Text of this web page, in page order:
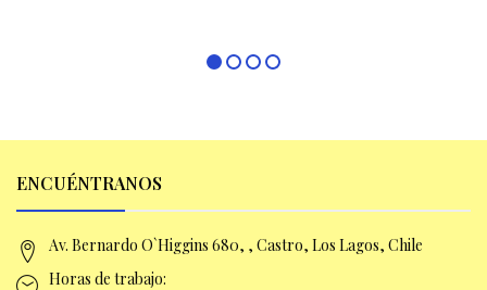
ENCUÉNTRANOS
Av. Bernardo O`Higgins 680, , Castro, Los Lagos, Chile
Horas de trabajo: